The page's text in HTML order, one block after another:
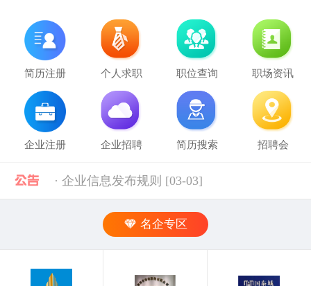
简历注册 个人求职 职位查询 职场资讯
企业注册 企业招聘 简历搜索 招聘会
· 企业信息发布规则 [03-03]
名企专区